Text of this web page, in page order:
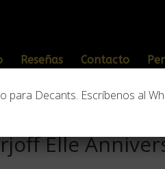
Reseñas Contacto
Elle
Decants. Escríbenos al